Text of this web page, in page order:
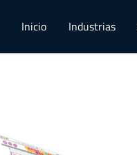
Inicio Industrias